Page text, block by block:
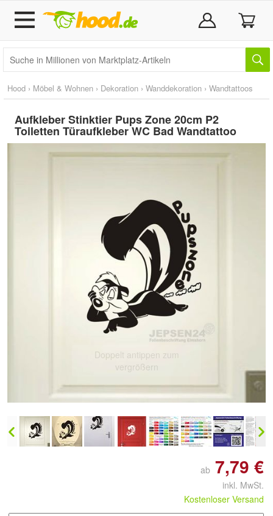
Hood › Möbel & Wohnen › Dekoration › Wanddekoration › Wandtattoos
Aufkleber Stinktier Pups Zone 20cm P2
Toiletten Türaufkleber WC Bad Wandtattoo
Doppelt antippen zum
vergrößern
ab 7,79 €
inkl. MwSt.
Kostenloser Versand